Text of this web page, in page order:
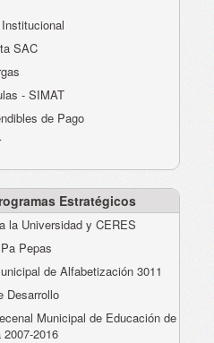
SAC
- SIMAT
de Pago
Estratégicos
la Universidad y CERES
Pepas
de Alfabetización 3011
Desarrollo
Municipal de Educación de
2007-2016